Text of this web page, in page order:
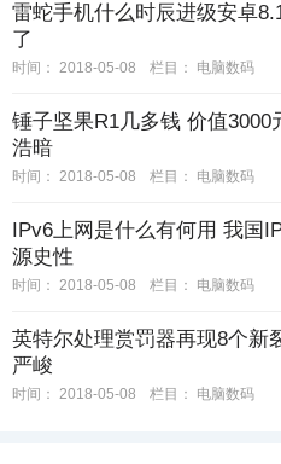
雷蛇手机什么时辰进级安卓
了
时间： 2018-05-08 栏目： 电脑数码
锤子坚果R1几多钱 价值3000
浩暗
时间： 2018-05-08 栏目： 电脑数码
IPv6上网是什么有何用 我国
源史性
时间： 2018-05-08 栏目： 电脑数码
英特尔处理赏罚器再现8个新
严峻
时间： 2018-05-08 栏目： 电脑数码